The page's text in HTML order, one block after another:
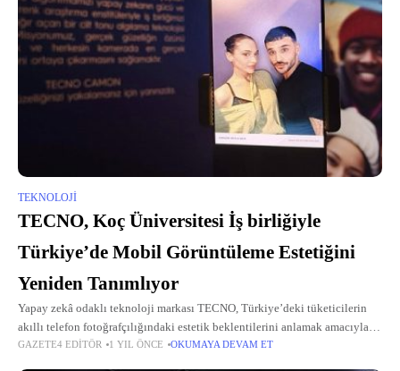
TEKNOLOJI
TECNO, Koç Üniversitesi İş birliğiyle
Türkiye’de Mobil Görüntüleme Estetiğini
Yeniden Tanımlıyor
Yapay zekâ odaklı teknoloji markası TECNO, Türkiye’deki tüketicilerin
akıllı telefon fotoğrafçılığındaki estetik beklentilerini anlamak amacıyla
Türkiye'nin önde gelen araştırma üniversitelerinden Koç Üniversitesi ile iş
GAZETE4 EDITÖR 1 YIL ÖNCE OKUMAYA DEVAM ET